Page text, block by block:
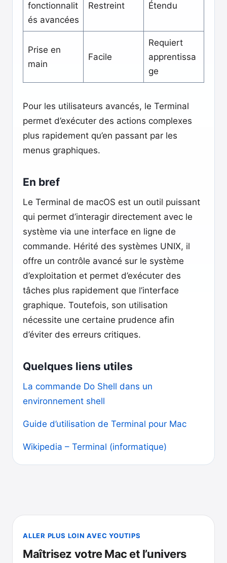
fonctionnalit
és avancées
Restreint Étendu
Prise en
main
Facile
Requiert
apprentissa
ge
Pour les utilisateurs avancés, le Terminal
permet d’exécuter des actions complexes
plus rapidement qu’en passant par les
menus graphiques.
En bref
Le Terminal de macOS est un outil puissant
qui permet d’interagir directement avec le
système via une interface en ligne de
commande. Hérité des systèmes UNIX, il
offre un contrôle avancé sur le système
d’exploitation et permet d’exécuter des
tâches plus rapidement que l’interface
graphique. Toutefois, son utilisation
nécessite une certaine prudence afin
d’éviter des erreurs critiques.
Quelques liens utiles
La commande Do Shell dans un
environnement shell
Guide d’utilisation de Terminal pour Mac
Wikipedia – Terminal (informatique)
ALLER PLUS LOIN AVEC YOUTIPS
Maîtrisez votre Mac et l’univers